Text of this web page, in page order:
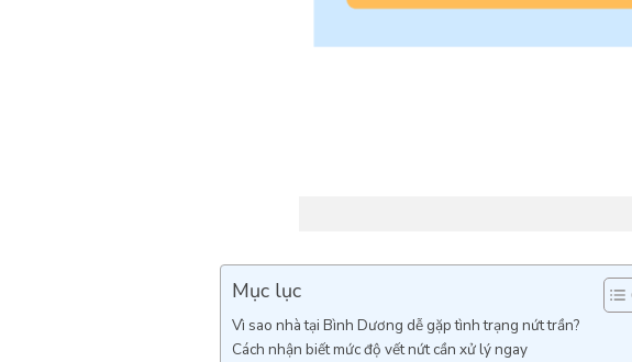
Mục lục
Vì sao nhà tại Bình Dương dễ gặp tình trạng nứt trần?
Cách nhận biết mức độ vết nứt cần xử lý ngay